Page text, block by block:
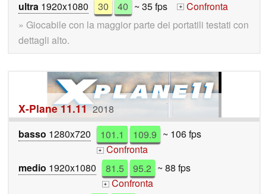
ultra 1920x1080 30 40 ~ 35 fps + Confronta
» Giocabile con la maggior parte dei portatili testati con
dettagli alto.
X-Plane 11.11 2018
basso 1280x720 101.1 109.9 ~ 106 fps
+ Confronta
medio 1920x1080 81.5 95.2 ~ 88 fps
+ Confronta